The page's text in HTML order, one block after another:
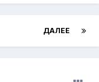
ДАЛЕЕ